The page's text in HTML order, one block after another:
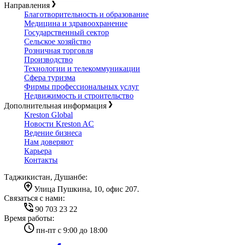
Направления
Благотворительность и образование
Медицина и здравоохранение
Государственный сектор
Сельское хозяйство
Розничная торговля
Производство
Технологии и телекоммуникации
Сфера туризма
Фирмы профессиональных услуг
Недвижимость и строительство
Дополнительная информация
Kreston Global
Новости Kreston AC
Ведение бизнеса
Нам доверяют
Карьера
Контакты
Таджикистан, Душанбе:
Улица Пушкина, 10, офис 207.
Cвязаться с нами:
90 703 23 22
Время работы:
пн-пт с 9:00 до 18:00